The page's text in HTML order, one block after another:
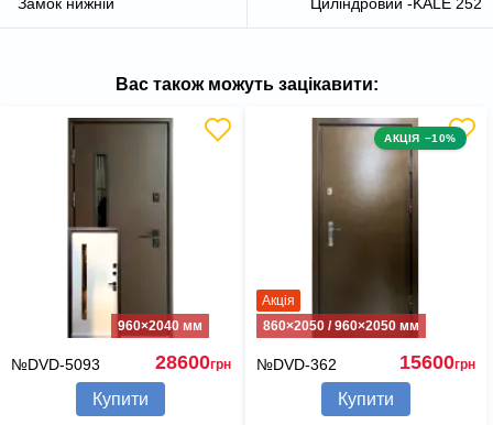
Замок нижній Циліндровий -KALE 252
Вас також можуть зацікавити:
960×2040 мм
№DVD-5093 28600грн
Купити
860×2050 / 960×2050 мм
Акція
АКЦІЯ −10%
№DVD-362 15600грн
Купити